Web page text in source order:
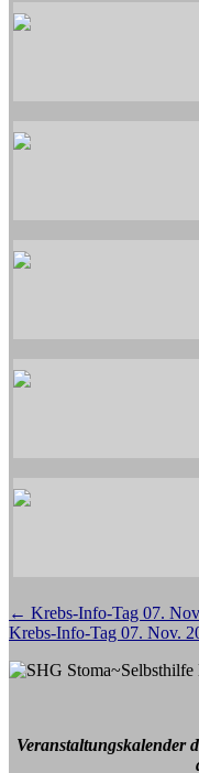
Beitragsnavigation
← Krebs-Info-Tag 07.
Krebs-Info-Tag 07. Nov.
Veranstaltungskalender